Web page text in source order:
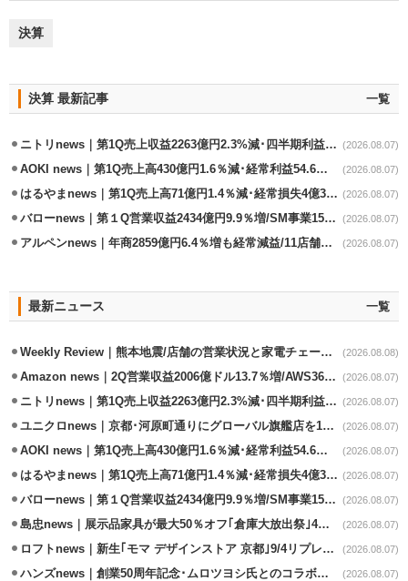
決算
決算 最新記事 一覧
ニトリnews｜第1Q売上収益2263億円2.3%減･四半期利益1.4％減 (2026.08.07)
AOKI news｜第1Q売上高430億円1.6％減･経常利益54.6％減 (2026.08.07)
はるやまnews｜第1Q売上高71億円1.4％減･経常損失4億3800万円 (2026.08.07)
バローnews｜第１Q営業収益2434億円9.9％増/SM事業15.5％増と絶好調 (2026.08.07)
アルペンnews｜年商2859億円6.4％増も経常減益/11店舗出店､4店閉鎖 (2026.08.07)
最新ニュース 一覧
Weekly Review｜熊本地震/店舗の営業状況と家電チェーンの支援策 (2026.08.08)
Amazon news｜2Q営業収益2006億ドル13.7％増/AWS36.8％％増が貢献 (2026.08.07)
ニトリnews｜第1Q売上収益2263億円2.3%減･四半期利益1.4％減 (2026.08.07)
ユニクロnews｜京都･河原町通りにグローバル旗艦店を11/6開設 (2026.08.07)
AOKI news｜第1Q売上高430億円1.6％減･経常利益54.6％減 (2026.08.07)
はるやまnews｜第1Q売上高71億円1.4％減･経常損失4億3800万円 (2026.08.07)
バローnews｜第１Q営業収益2434億円9.9％増/SM事業15.5％増と絶好調 (2026.08.07)
島忠news｜展示品家具が最大50％オフ｢倉庫大放出祭｣4店舗限定で開催 (2026.08.07)
ロフトnews｜新生｢モマ デザインストア 京都｣9/4リプレイスオープン (2026.08.07)
ハンズnews｜創業50周年記念･ムロツヨシ氏とのコラボ企画｢ムロハンズ｣開催 (2026.08.07)